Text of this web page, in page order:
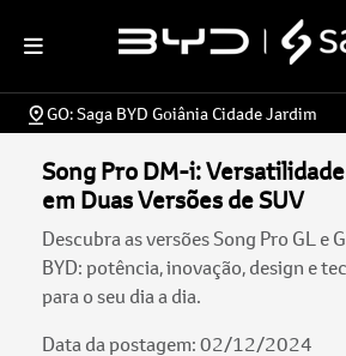
GO: Saga BYD Goiânia Cidade Jardim
Song Pro DM-i:
em Duas Versões de SUV
Descubra as versões Song Pro GL e
BYD: potência, inovação, design e
para o seu dia a dia.
Data da postagem: 02/12/2024